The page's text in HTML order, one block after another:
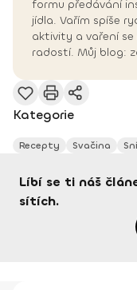
formu předávání
jídla. Vařím spíše
aktivity a vaření
radostí. Můj blog:
Kategorie
Recepty Svačina
Líbí se ti náš
sítích.